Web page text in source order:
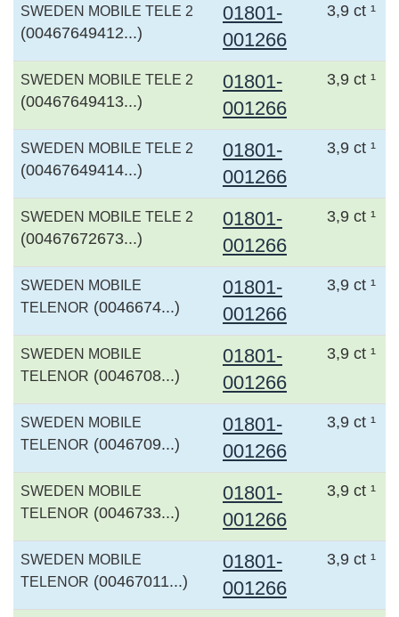
SWEDEN MOBILE TELE 2
(00467649412...)
01801-
001266
3,9 ct ¹
SWEDEN MOBILE TELE 2
(00467649413...)
01801-
001266
3,9 ct ¹
SWEDEN MOBILE TELE 2
(00467649414...)
01801-
001266
3,9 ct ¹
SWEDEN MOBILE TELE 2
(00467672673...)
01801-
001266
3,9 ct ¹
SWEDEN MOBILE
TELENOR (0046674...)
01801-
001266
3,9 ct ¹
SWEDEN MOBILE
TELENOR (0046708...)
01801-
001266
3,9 ct ¹
SWEDEN MOBILE
TELENOR (0046709...)
01801-
001266
3,9 ct ¹
SWEDEN MOBILE
TELENOR (0046733...)
01801-
001266
3,9 ct ¹
SWEDEN MOBILE
TELENOR (00467011...)
01801-
001266
3,9 ct ¹